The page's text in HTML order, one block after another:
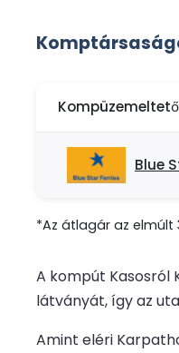
Kompüzemeltető
Blue
*Az átlagár az elmúlt
A kompút Kasosról
látványát, így az
Amint eléri